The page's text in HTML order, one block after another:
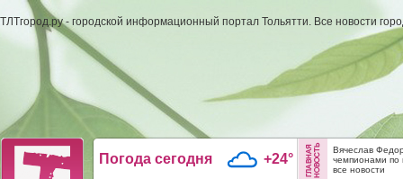
ТЛТгород.ру - городской информационный портал Тольятти. Все новости
Погода сегодня +24°
Вячеслав
чемпионами по
все новости